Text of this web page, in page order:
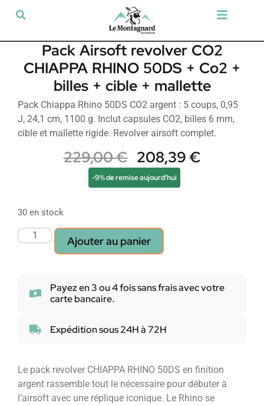
Pack Airsoft revolver CO2
CHIAPPA RHINO 50DS + Co2 +
billes + cible + mallette
Pack Chiappa Rhino 50DS CO2 argent : 5 coups, 0,95
J, 24,1 cm, 1100 g. Inclut capsules CO2, billes 6 mm,
cible et mallette rigide. Revolver airsoft complet.
229,00€ 208,39€
-9% de remise aujourd'hui
30 en stock
Ajouter au panier
Payez en 3 ou 4 fois sans frais avec votre
carte bancaire.
Expédition sous 24H à 72H
Le pack revolver CHIAPPA RHINO 50DS en finition
argent rassemble tout le nécessaire pour débuter à
l’airsoft avec une réplique iconique. Le Rhino se